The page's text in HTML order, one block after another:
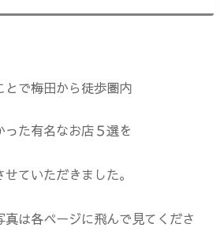
しょう！とりちく天ぶっかけうどん(690円)...
で梅田から徒歩圏内
た有名なお店５選を
ていただきました。
真は各ページに飛んで見てくださ